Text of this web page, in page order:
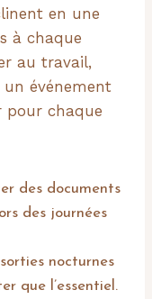
en une
à chaque
au travail,
événement
pour chaque
des documents
des journées
nocturnes
que l’essentiel.